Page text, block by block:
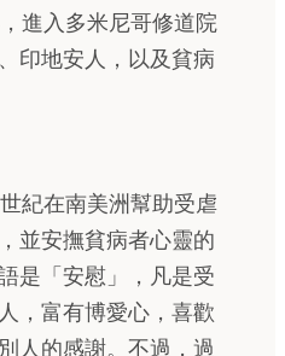
進入多米尼哥修道院
印地安人，以及貧病
紀在南美洲幫助受虐
並安撫貧病者心靈的
是「安慰」，凡是受
，富有博愛心，喜歡
人的感謝。不過，過